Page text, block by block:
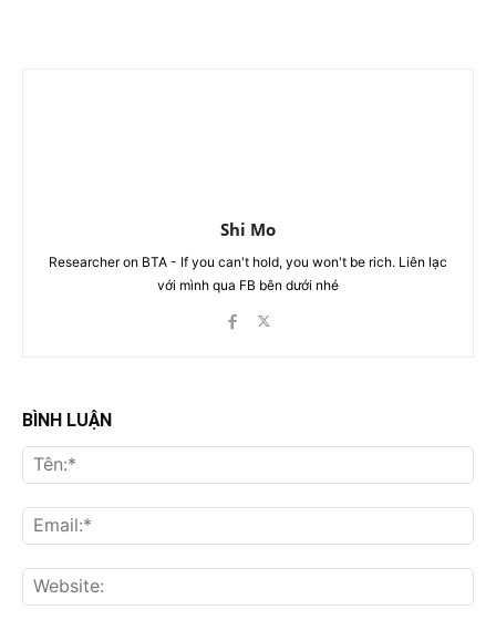
Shi Mo
Researcher on BTA - If you can't hold, you won't be rich. Liên lạc
với mình qua FB bên dưới nhé
BÌNH LUẬN